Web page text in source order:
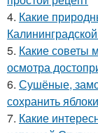
4. Какие
5. Какие советы
осмотра
6. Сушёные,
сохранить
7. Какие